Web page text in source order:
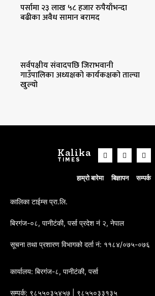
पर्सामा २३ लाख ५८ हजार रुपैयाँभन्दा
बढीका अवैध सामान बरामद
सर्वपक्षीय संवादपछि जिराभवानी
गाउँपालिका अध्यक्षको कार्यकक्षको ताल्चा
खुल्यो
Kalika
TIMES
हाम्रो बारेमा बिज्ञापन सम्पर्क
कालिका टाईम्स प्रा.लि.
बिरगंज-०८, पानीटंकी, पर्सा प्रदेश नं २, नेपाल
सूचना तथा प्रशारण विभागको दर्ता नं: ११८४/०७५-०७६
कार्यालय: बिरगंज-८, पानीटंकी, पर्सा
सम्पर्क: ९८५५०३५४५७ | ९८५५०३३१३५